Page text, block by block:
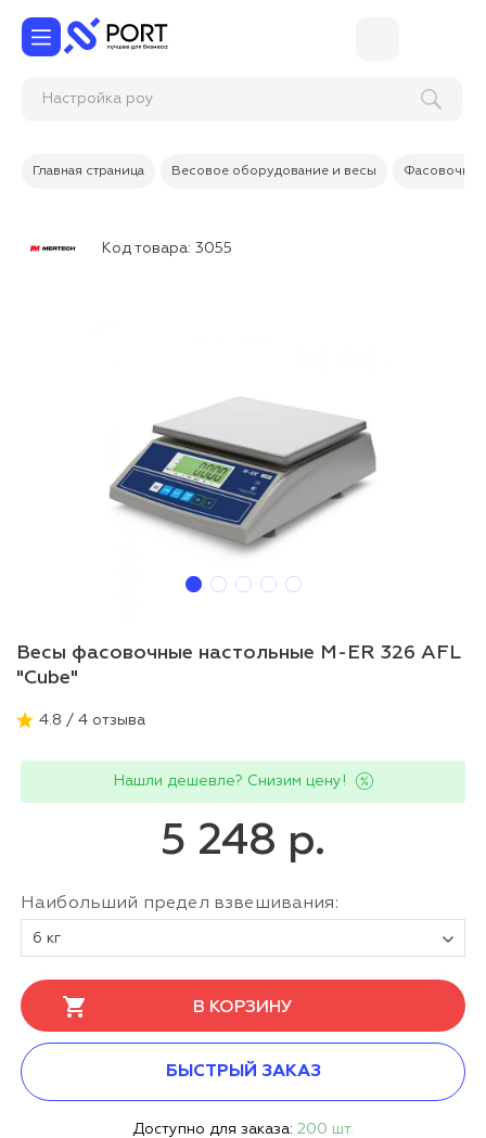
Настройка
Главная страница Весовое оборудование и весы
Код товара: 3055
Весы фасовочные настольные M-ER 326 AFL
"Cube"
4.8 / 4 отзыва
Нашли дешевле? Снизим цену!
5 248 р.
Наибольший предел взвешивания:
6 кг
В КОРЗИНУ
БЫСТРЫЙ ЗАКАЗ
Доступно для заказа: 200 шт.